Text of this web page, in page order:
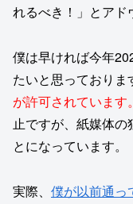
れるべき！」とアド
僕は早ければ今年
たいと思っておりま
が許可されています。
止ですが、紙媒体の
とになっています。
実際、 僕が以前通っ